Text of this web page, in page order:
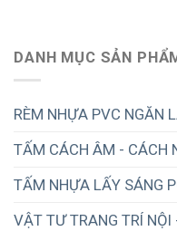
DANH MỤC SẢN
RÈM NHỰA PVC NGĂN
TẤM CÁCH ÂM - CÁCH
TẤM NHỰA LẤY SÁNG
VẬT TƯ TRANG TRÍ